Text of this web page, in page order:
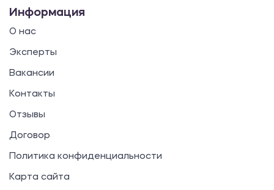
Информация
О нас
Эксперты
Вакансии
Контакты
Отзывы
Договор
Политика конфиденциальности
Карта сайта